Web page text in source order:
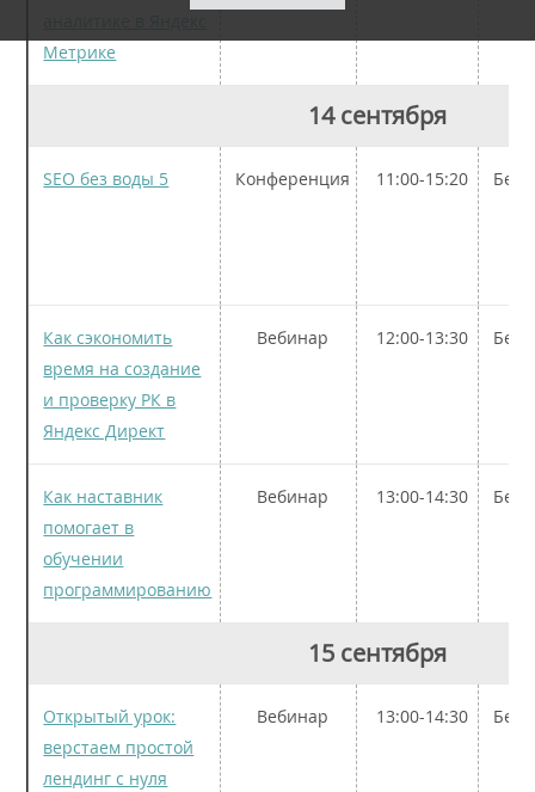
Метрике
14 сентября
SEO без воды 5 Конференция 11:00-15:20
Как сэкономить
время на создание
и проверку РК в
Яндекс Директ
Вебинар 12:00-13:30
Как наставник
помогает в
обучении
программированию
Вебинар 13:00-14:30
15 сентября
Открытый урок:
верстаем простой
лендинг с нуля
Вебинар 13:00-14:30